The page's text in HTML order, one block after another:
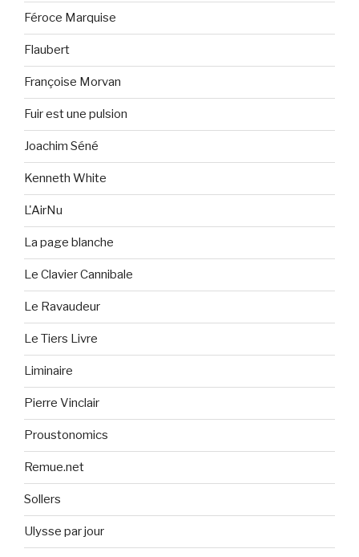
Féroce Marquise
Flaubert
Françoise Morvan
Fuir est une pulsion
Joachim Séné
Kenneth White
L'AirNu
La page blanche
Le Clavier Cannibale
Le Ravaudeur
Le Tiers Livre
Liminaire
Pierre Vinclair
Proustonomics
Remue.net
Sollers
Ulysse par jour